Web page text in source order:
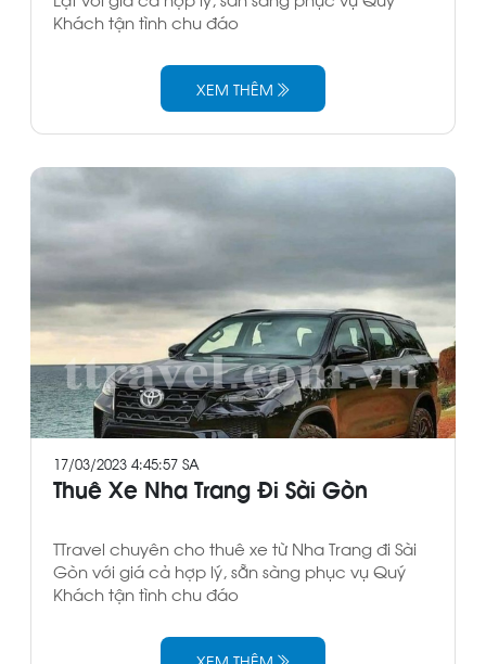
Khách tận tình chu đáo
XEM THÊM
17/03/2023 4:45:57 SA
Thuê Xe Nha Trang Đi Sài Gòn
TTravel chuyên cho thuê xe từ Nha Trang đi Sài
Gòn với giá cả hợp lý, sẵn sàng phục vụ Quý
Khách tận tình chu đáo